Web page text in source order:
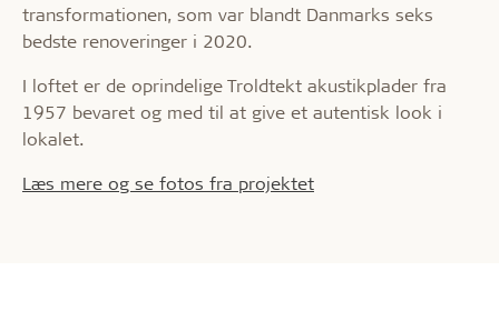
transformationen, som var blandt Danmarks seks
bedste renoveringer i 2020.
I loftet er de oprindelige Troldtekt akustikplader fra
1957 bevaret og med til at give et autentisk look i
lokalet.
Læs mere og se fotos fra projektet